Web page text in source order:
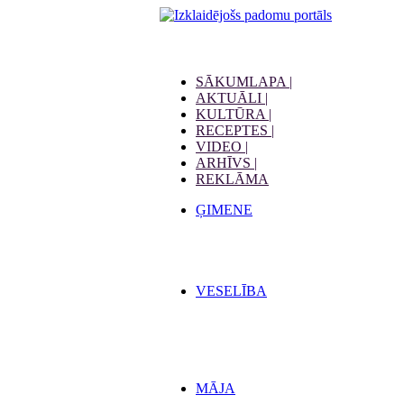
SĀKUMLAPA |
AKTUĀLI |
KULTŪRA |
RECEPTES |
VIDEO |
ARHĪVS |
REKLĀMA
ĢIMENE
VESELĪBA
MĀJA